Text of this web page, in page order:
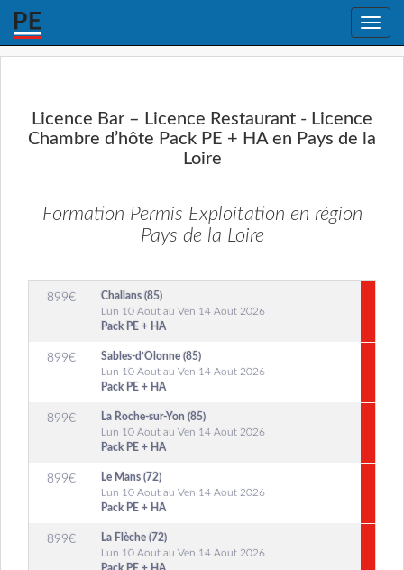
Toggle
Licence Bar – Licence Restaurant - Licence
Chambre d’hôte Pack PE + HA en Pays de la
Loire
Formation Permis Exploitation en région
Pays de la Loire
899€
Challans (85)
Lun 10 Aout au Ven 14 Aout 2026
Pack PE + HA
899€
Sables-d’Olonne (85)
Lun 10 Aout au Ven 14 Aout 2026
Pack PE + HA
899€
La Roche-sur-Yon (85)
Lun 10 Aout au Ven 14 Aout 2026
Pack PE + HA
899€
Le Mans (72)
Lun 10 Aout au Ven 14 Aout 2026
Pack PE + HA
899€
La Flèche (72)
Lun 10 Aout au Ven 14 Aout 2026